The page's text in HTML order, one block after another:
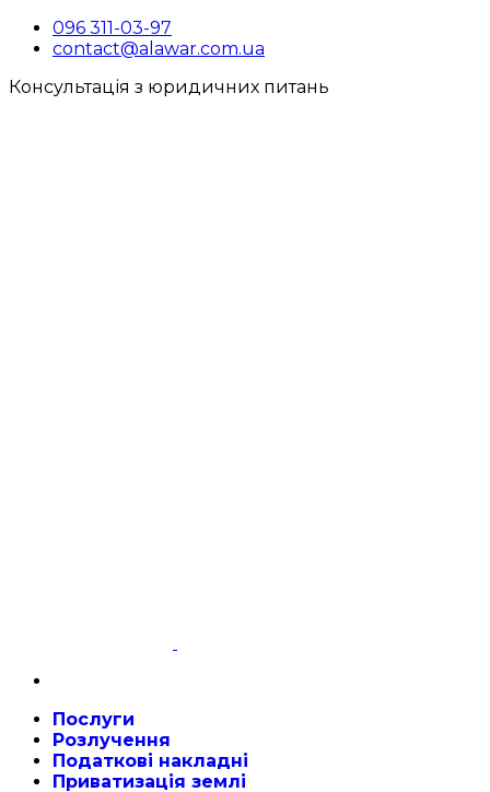
096 311-03-97
contact@alawar.com.ua
Консультація з юридичних питань
Послуги
Розлучення
Податкові накладні
Приватизація землі